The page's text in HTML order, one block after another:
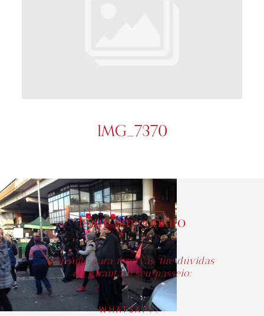
IMG_7370
Entre em contato
Consulte para reservas, tire dúvidas
ou garanta o seu passeio:
WHATSAPP: